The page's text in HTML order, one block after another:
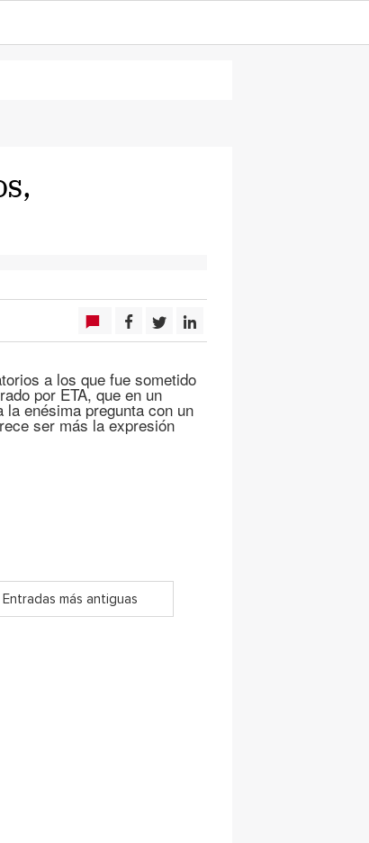
a los que fue sometido
por ETA, que en un
enésima pregunta con un
ser más la expresión
Entradas más antiguas